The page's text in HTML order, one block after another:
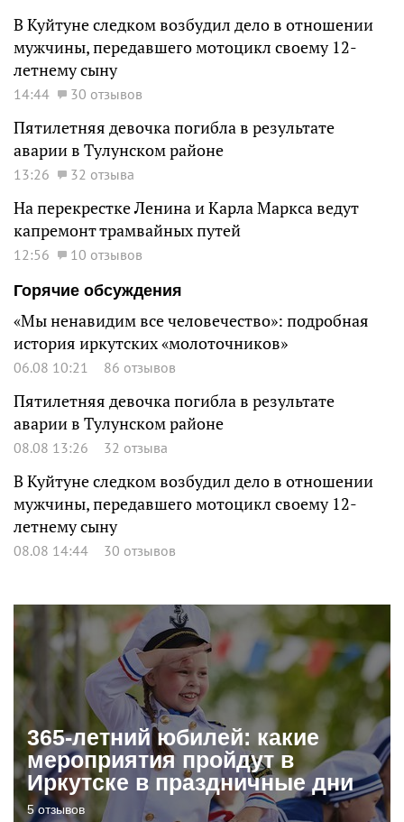
В Куйтуне следком возбудил дело в отношении
мужчины, передавшего мотоцикл своему 12-
летнему сыну
14:44 30 отзывов
Пятилетняя девочка погибла в результате
аварии в Тулунском районе
13:26 32 отзыва
На перекрестке Ленина и Карла Маркса ведут
капремонт трамвайных путей
12:56
10 отзывов
Горячие обсуждения
«Мы ненавидим все человечество»: подробная
история иркутских «молоточников»
06.08 10:21 86 отзывов
Пятилетняя девочка погибла в результате
аварии в Тулунском районе
08.08 13:26 32 отзыва
В Куйтуне следком возбудил дело в отношении
мужчины, передавшего мотоцикл своему 12-
летнему сыну
08.08 14:44 30 отзывов
365-летний юбилей: какие
мероприятия пройдут в
Иркутске в праздничные дни
5 отзывов